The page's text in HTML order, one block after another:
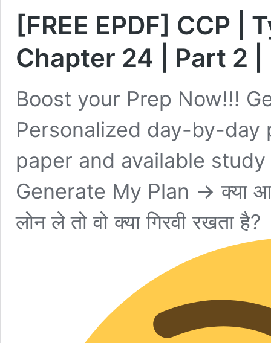
[FREE EPDF] CCP |
Chapter 24 | Part 2 |
Boost your Prep Now!!!
Personalized day-by-day
paper and available
Generate My Plan → क्या
लोन ले तो वो क्या गिरवी रखता है?